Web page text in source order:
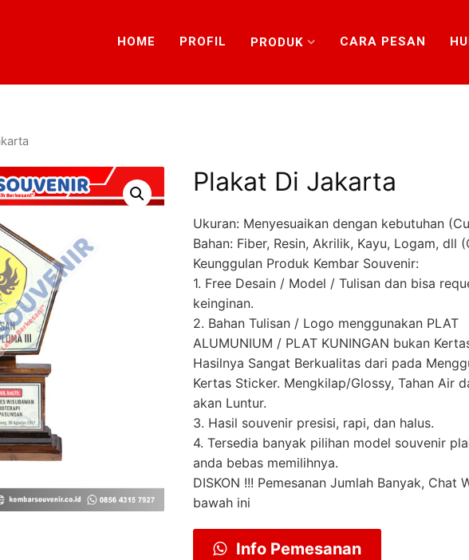
HOME PROFIL PRODUK CARA PESAN
Plakat Di Jakarta
Ukuran: Menyesuaikan dengan kebutuhan
Bahan: Fiber, Resin, Akrilik, Kayu, Logam, dll
Keunggulan Produk Kembar Souvenir:
1. Free Desain / Model / Tulisan dan bisa
keinginan.
2. Bahan Tulisan / Logo menggunakan PLAT
ALUMUNIUM / PLAT KUNINGAN bukan
Hasilnya Sangat Berkualitas dari pada
Kertas Sticker. Mengkilap/Glossy, Tahan Air
akan Luntur.
3. Hasil souvenir presisi, rapi, dan halus.
4. Tersedia banyak pilihan model souvenir
anda bebas memilihnya.
DISKON !!! Pemesanan Jumlah Banyak, Chat
bawah ini
Info Pemesanan